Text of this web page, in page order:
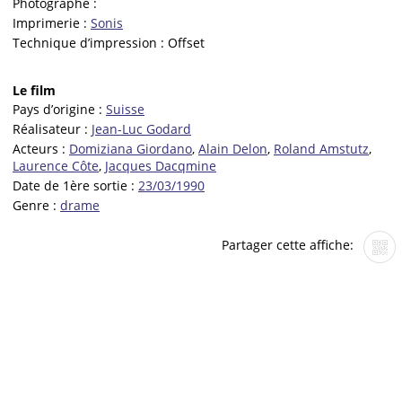
Photographe :
Imprimerie : Sonis
Technique d’impression : Offset
Le film
Pays d’origine : Suisse
Réalisateur : Jean-Luc Godard
Acteurs : Domiziana Giordano, Alain Delon, Roland Amstutz,
Laurence Côte, Jacques Dacqmine
Date de 1ère sortie : 23/03/1990
Genre : drame
Partager cette affiche: